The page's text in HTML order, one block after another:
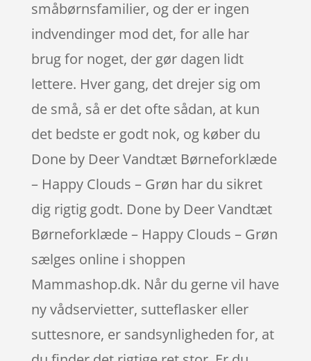
småbørnsfamilier, og der er ingen
indvendinger mod det, for alle har
brug for noget, der gør dagen lidt
lettere. Hver gang, det drejer sig om
de små, så er det ofte sådan, at kun
det bedste er godt nok, og køber du
Done by Deer Vandtæt Børneforklæde
– Happy Clouds – Grøn har du sikret
dig rigtig godt. Done by Deer Vandtæt
Børneforklæde – Happy Clouds – Grøn
sælges online i shoppen
Mammashop.dk. Når du gerne vil have
ny vådservietter, sutteflasker eller
suttesnore, er sandsynligheden for, at